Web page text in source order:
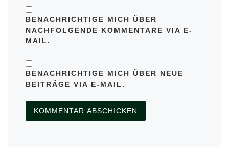
BENACHRICHTIGE MICH ÜBER
NACHFOLGENDE KOMMENTARE VIA E-
MAIL.
BENACHRICHTIGE MICH ÜBER NEUE
BEITRÄGE VIA E-MAIL.